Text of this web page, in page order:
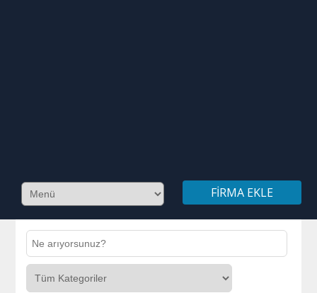
FIRMA EKLE